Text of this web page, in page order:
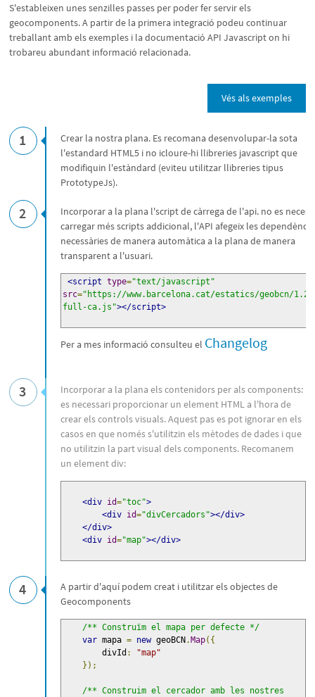
S'estableixen unes senzilles passes per poder fer servir els
geocomponents. A partir de la primera integració podeu continuar
treballant amb els exemples i la documentació API Javascript on hi
trobareu abundant informació relacionada.
Vés als exemples
1
Crear la nostra plana. Es recomana desenvolupar-la sota
l'estandard HTML5 i no icloure-hi llibreries javascript que
modifiquin l'estàndard (eviteu utilitzar llibreries tipus
PrototypeJs).
2
Incorporar a la plana l'script de càrrega de l'api. no es
carregar més scripts addicional, l'API afegeix les
necessàries de manera automàtica a la plana de manera
transparent a l'usuari.
<script type="text/javascript"
src="https://www.barcelona.cat/estatics/geobcn/
full-ca.js"></script>
Per a mes informació consulteu el Changelog
3
Incorporar a la plana els contenidors per als components:
es necessari proporcionar un element HTML a l'hora de
crear els controls visuals. Aquest pas es pot ignorar en els
casos en que només s'utilitzin els mètodes de dades i que
no utilitzin la part visual dels components. Recomanem
un element div:
<div id="toc">
<div id="divCercadors"></div>
</div>
<div id="map"></div>
4
A partir d'aquí podem creat i utilitzar els objectes de
Geocomponents
/** Construïm el mapa per defecte */
var mapa = new geoBCN . Map({
        divId
:
"map"
});
/** Construim el cercador amb les nostres